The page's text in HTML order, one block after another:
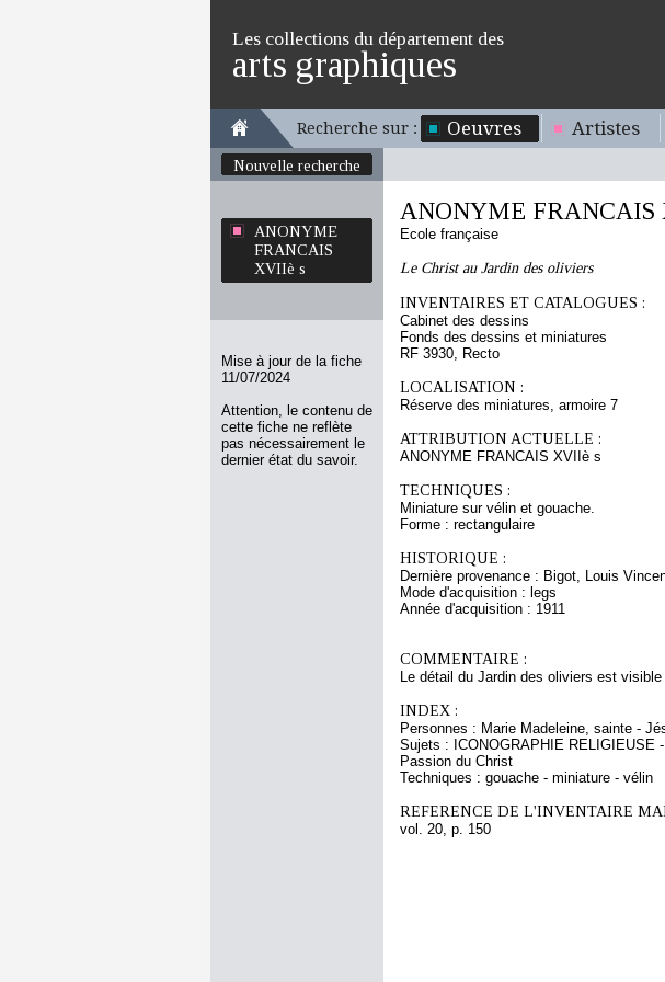
Les collections du département des
arts graphiques
Recherche sur : Oeuvres Artistes
Nouvelle recherche
ANONYME
FRANCAIS
XVIIè s
Mise à jour de la fiche
11/07/2024
Attention, le contenu de
cette fiche ne reflète
pas nécessairement le
dernier état du savoir.
ANONYME FRANCAIS
Ecole française
Le Christ au Jardin des oliviers
INVENTAIRES ET CATALOGUES :
Cabinet des dessins
Fonds des dessins et miniatures
RF 3930, Recto
LOCALISATION :
Réserve des miniatures, armoire 7
ATTRIBUTION ACTUELLE :
ANONYME FRANCAIS XVIIè s
TECHNIQUES :
Miniature sur vélin et gouache.
Forme : rectangulaire
HISTORIQUE :
Dernière provenance : Bigot, Louis
Mode d'acquisition : legs
Année d'acquisition : 1911
COMMENTAIRE :
Le détail du Jardin des oliviers est
INDEX :
Personnes : Marie Madeleine, sainte -
Sujets : ICONOGRAPHIE RELIGIEUSE
Passion du Christ
Techniques : gouache - miniature - vélin
REFERENCE DE L'INVENTAIRE
vol. 20, p. 150